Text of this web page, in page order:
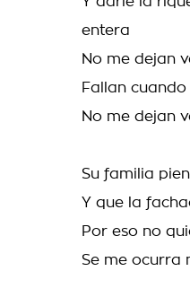
entera
No me dejan
Fallan
No me dejan
Su familia
Y que la
Por eso no
Se me ocurra